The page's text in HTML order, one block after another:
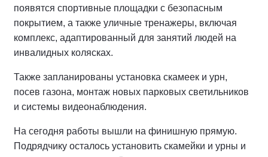
появятся спортивные площадки с безопасным
покрытием, а также уличные тренажеры, включая
комплекс, адаптированный для занятий людей на
инвалидных колясках.
Также запланированы установка скамеек и урн,
посев газона, монтаж новых парковых светильников
и системы видеонаблюдения.
На сегодня работы вышли на финишную прямую.
Подрядчику осталось установить скамейки и урны и